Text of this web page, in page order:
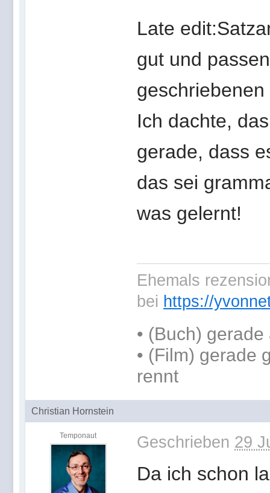
Late
gut und
Ich dachte,
gerade, dass
das sei
was gelernt!
Ehemals
bei https://
• (Buch) gerade
• (Film) gerade
rennt
Christian Hornstein
Temponaut Geschrieben 29
Da ich schon